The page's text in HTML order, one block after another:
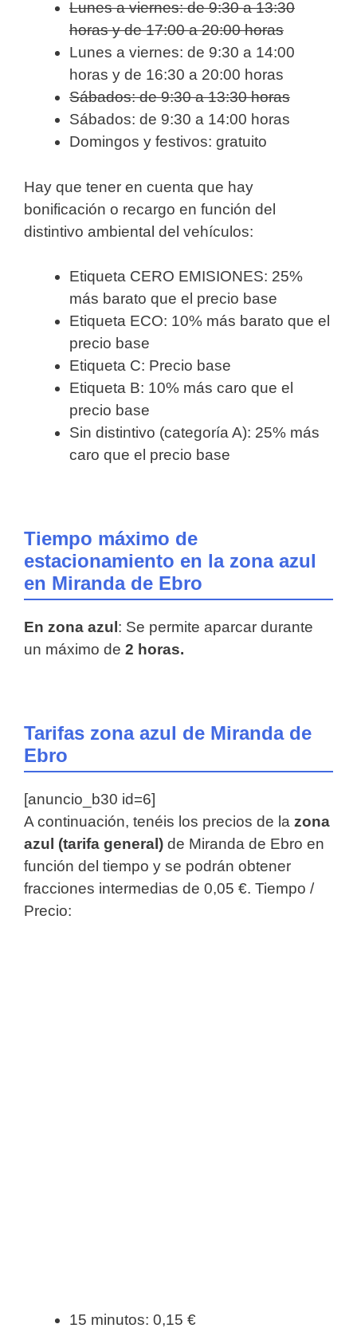
Lunes a viernes: de 9:30 a 13:30
horas y de 17:00 a 20:00 horas
Lunes a viernes: de 9:30 a 14:00
horas y de 16:30 a 20:00 horas
Sábados: de 9:30 a 13:30 horas
Sábados: de 9:30 a 14:00 horas
Domingos y festivos: gratuito
Hay que tener en cuenta que hay
bonificación o recargo en función del
distintivo ambiental del vehículos:
Etiqueta CERO EMISIONES: 25%
más barato que el precio base
Etiqueta ECO: 10% más barato que el
precio base
Etiqueta C: Precio base
Etiqueta B: 10% más caro que el
precio base
Sin distintivo (categoría A): 25% más
caro que el precio base
Tiempo máximo de
estacionamiento en la zona azul
en Miranda de Ebro
En zona azul : Se permite aparcar durante
un máximo de 2 horas.
Tarifas zona azul de Miranda de
Ebro
[anuncio_b30 id=6]
A continuación, tenéis los precios de la zona
azul (tarifa general) de Miranda de Ebro en
función del tiempo y se podrán obtener
fracciones intermedias de 0,05 €. Tiempo /
Precio:
15 minutos: 0,15 €